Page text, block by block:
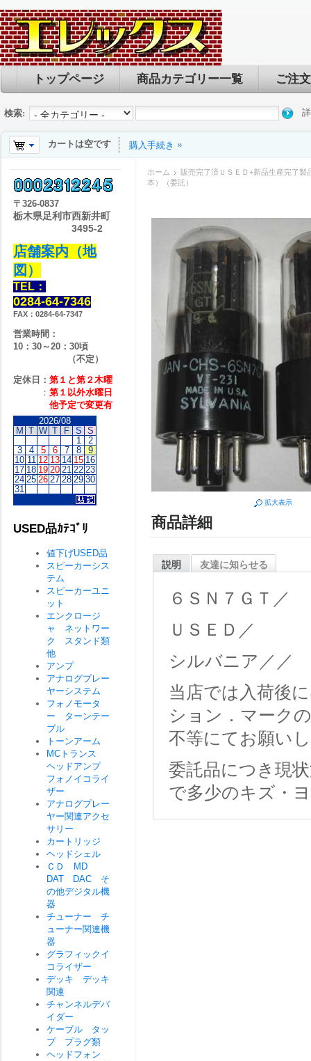
トップページ 商品カテゴリー一覧 ご注
検索:
カートは空です 購入手続き
ホーム
販売完了済ＵＳＥＤ+新品生産完了製
本）（委託）
拡大表示
商品詳細
説明 友達に知らせる
６ＳＮ７ＧＴ／
ＵＳＥＤ／
シルバニア／／
当店では入荷後
ション．マーク
不等にてお願い
委託品につき現
で多少のキズ・
〒 326-0837
栃木県足利市西新井町
3495-2
店舗案内（地
図）
TEL：
0284-64-7346
FAX：0284-64-7347
営業時間：
10：30～20：30頃
（不定）
定休日： 第１と第２木曜
： 第１以外水曜日
他予定で変更有
2026/08
M T W T F S S
1
2
3
4 5 6 7 8
9
10 11 12 13 14 15 16
17 18 19 20 21 22 23
24 25 26 27 28 29 30
31
USED品ｶﾃｺﾞﾘ
値下げUSED品
スピーカーシス
テム
スピーカーユニ
ット
エンクロージ
ャ ネットワー
ク スタンド類
他
アンプ
アナログプレー
ヤーシステム
フォノモータ
ー ターンテー
ブル
トーンアーム
MCトランス
ヘッドアンプ
フォノイコライ
ザー
アナログプレー
ヤー関連アクセ
サリー
カートリッジ
ヘッドシェル
ＣＤ MD
DAT DAC そ
の他デジタル機
器
チューナー チ
ューナー関連機
器
グラフィックイ
コライザー
デッキ デッキ
関連
チャンネルデバ
イダー
ケーブル タッ
プ プラグ類
ヘッドフォン